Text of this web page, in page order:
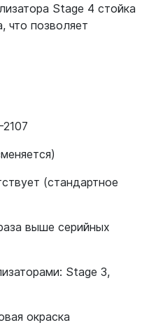
Stage 4 стойка
что позволяет
(стандартное
выше серийных
Stage 3,
окраска